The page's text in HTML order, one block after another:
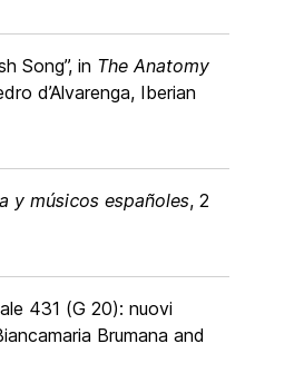
Song”, in The Anatomy
d’Alvarenga, Iberian
y músicos españoles, 2
431 (G 20): nuovi
Brumana and